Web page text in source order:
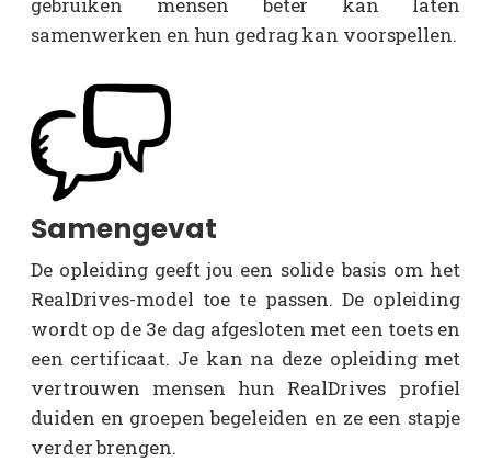
samenwerken en hun gedrag kan voorspellen.
Samengevat
De opleiding geeft jou een solide basis om het
RealDrives-model toe te passen. De opleiding
wordt op de 3e dag afgesloten met een toets en
een certificaat. Je kan na deze opleiding met
vertrouwen mensen hun RealDrives profiel
duiden en groepen begeleiden en ze een stapje
verder brengen.